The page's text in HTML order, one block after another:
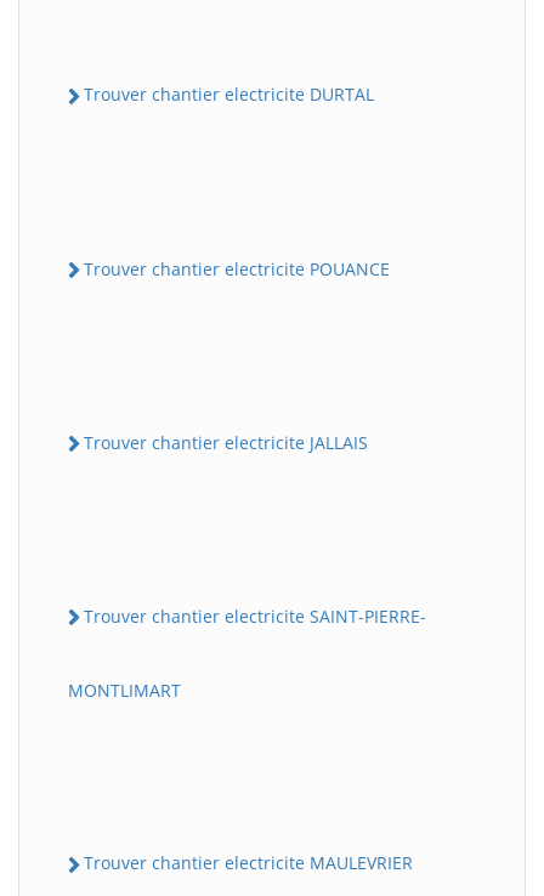
Trouver chantier electricite DURTAL
Trouver chantier electricite POUANCE
Trouver chantier electricite JALLAIS
Trouver chantier electricite SAINT-PIERRE-
MONTLIMART
Trouver chantier electricite MAULEVRIER